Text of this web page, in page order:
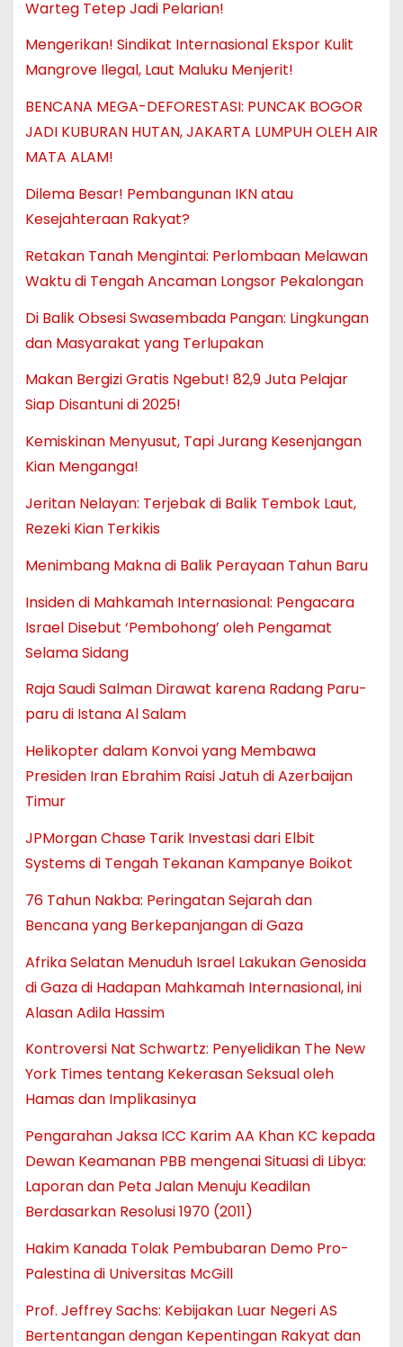
Warteg Tetep Jadi Pelarian!
Mengerikan! Sindikat Internasional Ekspor Kulit
Mangrove Ilegal, Laut Maluku Menjerit!
BENCANA MEGA-DEFORESTASI: PUNCAK BOGOR
JADI KUBURAN HUTAN, JAKARTA LUMPUH OLEH AIR
MATA ALAM!
Dilema Besar! Pembangunan IKN atau
Kesejahteraan Rakyat?
Retakan Tanah Mengintai: Perlombaan Melawan
Waktu di Tengah Ancaman Longsor Pekalongan
Di Balik Obsesi Swasembada Pangan: Lingkungan
dan Masyarakat yang Terlupakan
Makan Bergizi Gratis Ngebut! 82,9 Juta Pelajar
Siap Disantuni di 2025!
Kemiskinan Menyusut, Tapi Jurang Kesenjangan
Kian Menganga!
Jeritan Nelayan: Terjebak di Balik Tembok Laut,
Rezeki Kian Terkikis
Menimbang Makna di Balik Perayaan Tahun Baru
Insiden di Mahkamah Internasional: Pengacara
Israel Disebut ‘Pembohong’ oleh Pengamat
Selama Sidang
Raja Saudi Salman Dirawat karena Radang Paru-
paru di Istana Al Salam
Helikopter dalam Konvoi yang Membawa
Presiden Iran Ebrahim Raisi Jatuh di Azerbaijan
Timur
JPMorgan Chase Tarik Investasi dari Elbit
Systems di Tengah Tekanan Kampanye Boikot
76 Tahun Nakba: Peringatan Sejarah dan
Bencana yang Berkepanjangan di Gaza
Afrika Selatan Menuduh Israel Lakukan Genosida
di Gaza di Hadapan Mahkamah Internasional, ini
Alasan Adila Hassim
Kontroversi Nat Schwartz: Penyelidikan The New
York Times tentang Kekerasan Seksual oleh
Hamas dan Implikasinya
Pengarahan Jaksa ICC Karim AA Khan KC kepada
Dewan Keamanan PBB mengenai Situasi di Libya:
Laporan dan Peta Jalan Menuju Keadilan
Berdasarkan Resolusi 1970 (2011)
Hakim Kanada Tolak Pembubaran Demo Pro-
Palestina di Universitas McGill
Prof. Jeffrey Sachs: Kebijakan Luar Negeri AS
Bertentangan dengan Kepentingan Rakyat dan